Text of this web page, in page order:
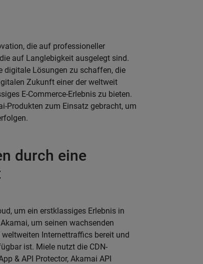
die auf professioneller
auf Langlebigkeit ausgelegt sind.
digitale Lösungen zu schaffen, die
Zukunft einer der weltweit
E-Commerce-Erlebnis zu bieten.
Produkten zum Einsatz gebracht, um
durch eine
um ein erstklassiges Erlebnis in
um seinen wachsenden
Internettraffics bereit und
ist. Miele nutzt die CDN-
& API Protector, Akamai API